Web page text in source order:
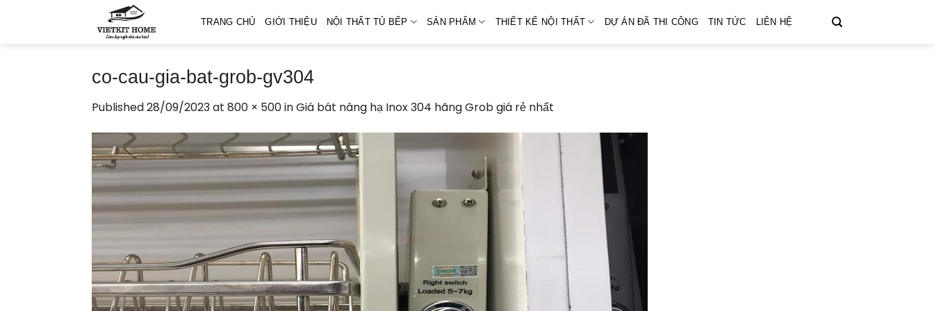
TRANG CHỦ GIỚI THIỆU NỘI THẤT TỦ BẾP SẢN PHẨM THIẾT KẾ NỘI THẤT DỰ ÁN ĐÃ THI CÔNG TIN TỨC LIÊN HỆ
co-cau-gia-bat-grob-gv304
Published28/09/2023at 800 × 500inGiá bát nâng hạ Inox 304 hãng Grob giá rẻ nhất